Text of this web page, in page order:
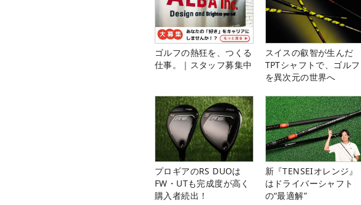
ゴルフの熱狂を、つくる
仕事。｜スタッフ募集中
スイスの叡智が生んだ
TPTシャフトで、ゴルフ
を異次元の世界へ
プロギアのRS DUOは
FW・UTも完成度が高く
購入者続出！
新『TENSEIオレンジ』
はドライバーシャフト
の“最適解”